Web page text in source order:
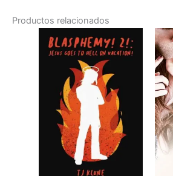
Productos relacionados